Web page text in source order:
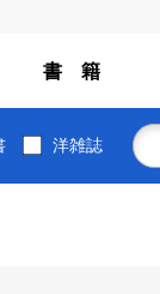
書 籍
洋雑誌